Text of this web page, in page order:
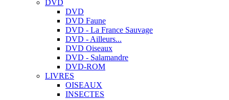
DVD
DVD
DVD Faune
DVD - La France Sauvage
DVD - Ailleurs...
DVD Oiseaux
DVD - Salamandre
DVD-ROM
LIVRES
OISEAUX
INSECTES